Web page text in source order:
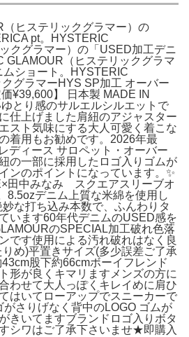
ヒステリックグラマー）の
pt。HYSTERIC
クグラマー）の「USED加工デニ
GLAMOUR（ヒステリックグラマ
ショート。HYSTERIC
グラマーHYS SP加工 オーバー
¥39,600】 日本製 MADE IN
とり感のサルエルシルエットで
仕上げました肩紐のアジャスター
スト気味にする大人可愛く着こな
着用もお勧めです。2026年最
ディース サロペット・オーバー
の一部に採用したロゴ入りゴムが
ンのポイントになっています。✨
田中みなみ スクエアスリーブオ
8.5ozデニム上質な米綿を使用し
な打ち込み本数で、ふんわりタ
います60年代デニムのUSED感を
のSPECIAL加工破れ色落
です使用による汚れ破れはなく良
め)平置きサイズ(多少誤差ご了承
股下約66cmボーイフレンド
形が良くキマリますメンズの方に
わせて大人っぽくキレイめに肩ひ
はいてローアップでスニーカーで
さりげなく背中のLOGO ゴムが
きいてますブランドロゴ入りボタ
シワはご了承下さいませ★即購入